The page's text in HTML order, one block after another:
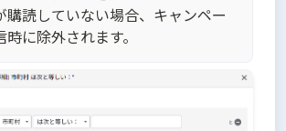
購読していない場合、キャンペー
時に除外されます。